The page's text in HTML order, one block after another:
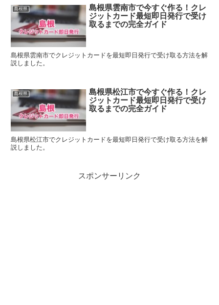
島根県
島根県雲南市で今すぐ作る！クレ
ジットカード最短即日発行で受け
取るまでの完全ガイド
島根県雲南市でクレジットカードを最短即日発行で受け取る方法を解
説しました。
島根県
島根県松江市で今すぐ作る！クレ
ジットカード最短即日発行で受け
取るまでの完全ガイド
島根県松江市でクレジットカードを最短即日発行で受け取る方法を解
説しました。
スポンサーリンク